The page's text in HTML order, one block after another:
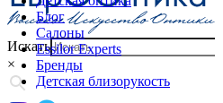
Искать
×
Блог
Салоны
Essilor Experts
Бренды
Детская близорукость